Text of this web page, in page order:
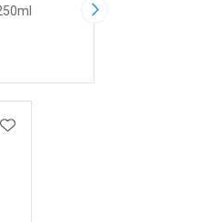
Próxima Imagem
ADICIONAR AOS